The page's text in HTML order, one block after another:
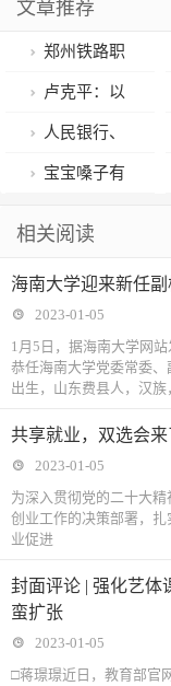
文章推荐
郑州铁路职
业技术学院主
持建设的教学
资源库顺利通
卢克平：以
高水平创新推
进中国式高等
人民银行、
银保监会建立
调整机制
宝宝嗓子有
拿有妙招！
相关阅读
海南大学迎来新任副
2023-01-05
1月5日，据海南大学网
恭任海南大学党委常委、
出生，山东费县人，汉族
共享就业，双选会来
2023-01-05
为深入贯彻党的二十大
创业工作的决策部署，扎
业促进
封面评论 | 强化艺体
蛮扩张
2023-01-05
□蒋璟璟近日，教育部官